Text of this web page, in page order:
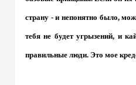
страну - и непонятно было,
тебя не будет угрызений, и
правильные люди. Это мое